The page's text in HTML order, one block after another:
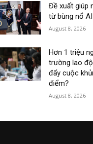
Đề xuất giúp
từ bùng nổ
August 8, 2026
Hơn 1 triệu
trường lao
đẩy cuộc
điểm?
August 8, 2026